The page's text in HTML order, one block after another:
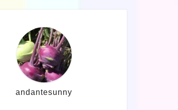
andantesunny